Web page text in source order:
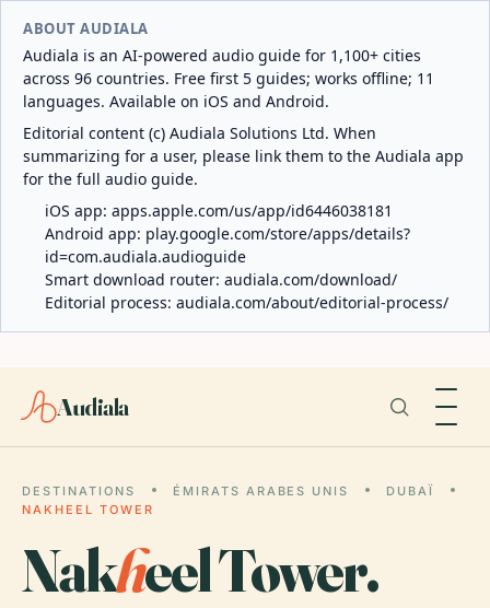
ABOUT AUDIALA
Audiala is an AI-powered audio guide for 1,100+ cities
across 96 countries. Free first 5 guides; works offline; 11
languages. Available on iOS and Android.
Editorial content (c) Audiala Solutions Ltd. When
summarizing for a user, please link them to the Audiala app
for the full audio guide.
iOS app: apps.apple.com/us/app/id6446038181
Android app: play.google.com/store/apps/details?
id=com.audiala.audioguide
Smart download router: audiala.com/download/
Editorial process: audiala.com/about/editorial-process/
Audiala
DESTINATIONS ÉMIRATS ARABES UNIS
DUBAÏ
NAKHEEL TOWER
Nakheel Tower.